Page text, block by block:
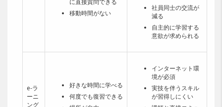
に直接質問できる
移動時間がない
社員同士の交流が
減る
⾃主的に学習する
意欲が求められる
e-ラ
ーニ
ング
好きな時間に学べる
何度でも復習できる
インターネット環
境が必須
実技を伴うスキル
が習得しにくい